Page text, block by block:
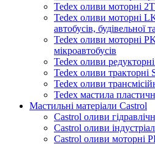
Tedex оливи моторні
Tedex оливи моторні
автобусів, будівельної
Tedex оливи моторні
мікроавтобусів
Tedex оливи
Tedex оливи
Tedex оливи
Tedex мастила
Мастильні матеріали Castrol
Castrol оливи
Castrol оливи
Castrol оливи моторні